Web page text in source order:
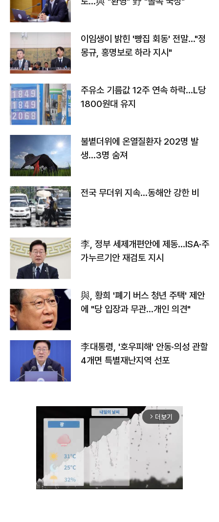
이임생이 밝힌 '빵집 회동' 전말…"정
몽규, 홍명보로 하라 지시"
주유소 기름값 12주 연속 하락…L당
1800원대 유지
불볕더위에 온열질환자 202명 발
생…3명 숨져
전국 무더위 지속…동해안 강한 비
李, 정부 세제개편안에 제동…ISA·주
가누르기안 재검토 지시
與, 황희 '폐기 버스 청년 주택' 제안
에 "당 입장과 무관…개인 의견"
李대통령, '호우피해' 안동·의성 관할
4개면 특별재난지역 선포
arrow_forward_ios 더보기